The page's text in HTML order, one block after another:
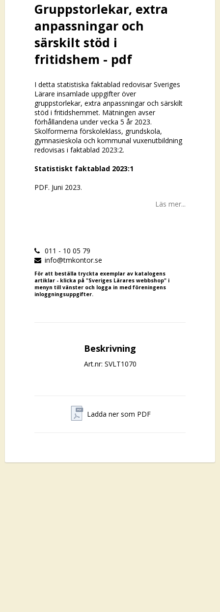
Gruppstorlekar, extra
anpassningar och
särskilt stöd i
fritidshem - pdf
I detta statistiska faktablad redovisar Sveriges
Lärare insamlade uppgifter över
gruppstorlekar, extra anpassningar och särskilt
stöd i fritidshemmet. Mätningen avser
förhållandena under vecka 5 år 2023.
Skolformerna förskoleklass, grundskola,
gymnasieskola och kommunal vuxenutbildning
redovisas i faktablad 2023:2.
Statistiskt faktablad 2023:1
PDF. Juni 2023.
Läs mer...
011 - 10 05 79
info@tmkontor.se
För att beställa tryckta exemplar av katalogens
artiklar - klicka på "Sveriges Lärares webbshop" i
menyn till vänster och logga in med föreningens
inloggningsuppgifter.
Beskrivning
Art.nr: SVLT1070
Ladda ner som PDF